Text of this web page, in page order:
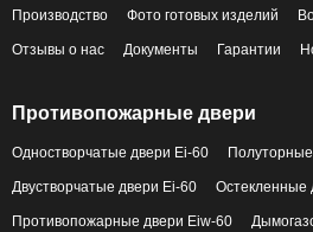
Производство Фото готовых изделий
Отзывы о нас Документы Гарантии
Противопожарные двери
Одностворчатые двери Ei-60
Двустворчатые двери Ei-60 Остекленные
Противопожарные двери Eiw-60